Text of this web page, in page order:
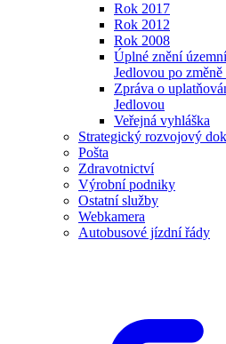
Rok 2017
Rok 2012
Rok 2008
Úplné znění
Jedlovou po změně
Zpráva o
Jedlovou
Veřejná vyhláška
Strategický rozvojový
Pošta
Zdravotnictví
Výrobní podniky
Ostatní služby
Webkamera
Autobusové jízdní řády